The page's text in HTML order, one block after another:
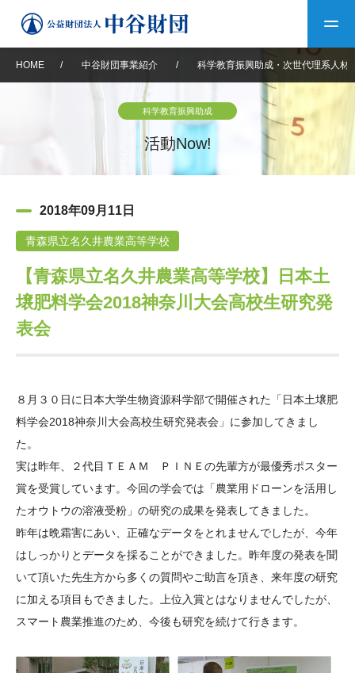
中谷財団について
設立趣意書 財団概要
沿革 40年史デジタルブック
中谷財団40年史
年報一覧 中谷財団レポート
中谷財団事業紹介 中谷賞
神戸賞 長期大型研究助成
研究助成
ム
科学教育振興助成・
次世代理系人材育成プ
ログラム助成
中谷財団動画紹介
その他情報
その他情報
アクセス よくあるご質問
サイトマップ
日本語 English マイページ
HOME / 中谷財団事業紹介 / 科学教育振興助成・次世代理系人材
科学教育振興助成
活動Now!
2018年09月11日
青森県立名久井農業高等学校
【青森県立名久井農業高等学校】日本土
壌肥料学会2018神奈川大会高校生研究発
表会
８月３０日に日本大学生物資源科学部で開催された「日本土壌肥
料学会2018神奈川大会高校生研究発表会」に参加してきまし
た。
実は昨年、２代目ＴＥＡＭ ＰＩＮＥの先輩方が最優秀ポスター
賞を受賞しています。今回の学会では「農業用ドローンを活用し
たオウトウの溶液受粉」の研究の成果を発表してきました。
昨年は晩霜害にあい、正確なデータをとれませんでしたが、今年
はしっかりとデータを採ることができました。昨年度の発表を聞
いて頂いた先生方から多くの質問やご助言を頂き、来年度の研究
に加える項目もできました。上位入賞とはなりませんでしたが、
スマート農業推進のため、今後も研究を続けて行きます。